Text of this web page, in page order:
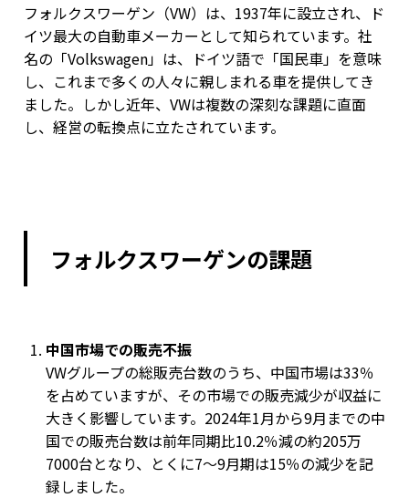
フォルクスワーゲン（VW）は、1937年に設立され、ド
イツ最大の自動車メーカーとして知られています。社
名の「Volkswagen」は、ドイツ語で「国民車」を意味
し、これまで多くの人々に親しまれる車を提供してき
ました。しかし近年、VWは複数の深刻な課題に直面
し、経営の転換点に立たされています。
フォルクスワーゲンの課題
中国市場での販売不振
VWグループの総販売台数のうち、中国市場は33％
を占めていますが、その市場での販売減少が収益に
大きく影響しています。2024年1月から9月までの中
国での販売台数は前年同期比10.2％減の約205万
7000台となり、とくに7～9月期は15％の減少を記
録しました。